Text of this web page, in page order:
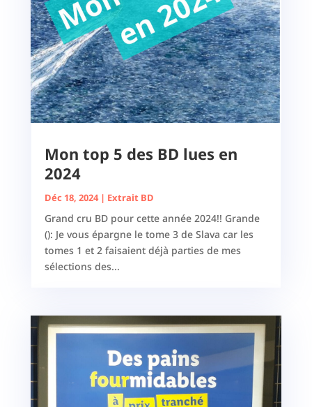
Mon top 5 des BD lues en
2024
Déc 18, 2024| Extrait BD
Grand cru BD pour cette année 2024!! Grande
(): Je vous épargne le tome 3 de Slava car les
tomes 1 et 2 faisaient déjà parties de mes
sélections des...